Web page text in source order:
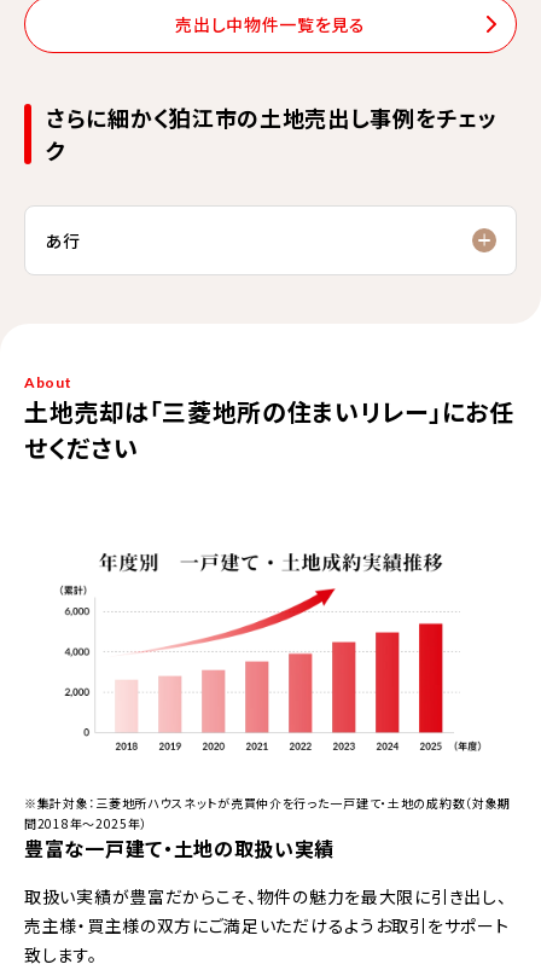
売出し中物件一覧を見る
さらに細かく狛江市の土地売出し事例をチェッ
ク
あ行
About
土地売却は「三菱地所の住まいリレー」にお任
せください
豊富な一戸建て・土地の取扱い実績
取扱い実績が豊富だからこそ、物件の魅力を最大限に引き出し、
売主様・買主様の双方にご満足いただけるようお取引をサポート
致します。
※集計対象：三菱地所ハウスネットが売買仲介を行った一戸建て・土地の成約数（対象期
間2018年～2025年）